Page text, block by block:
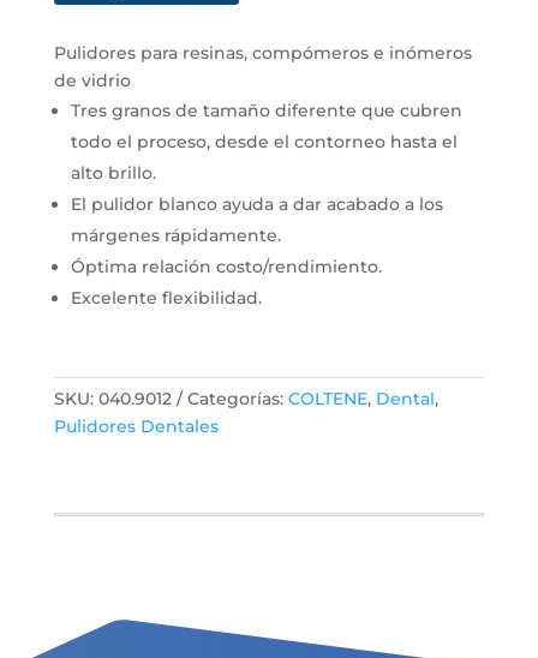
Pulidores para resinas, compómeros e inómeros
de vidrio
Tres granos de tamaño diferente que cubren
todo el proceso, desde el contorneo hasta el
alto brillo.
El pulidor blanco ayuda a dar acabado a los
márgenes rápidamente.
Óptima relación costo/rendimiento.
Excelente flexibilidad.
SKU: 040.9012 Categorías: COLTENE, Dental,
Pulidores Dentales